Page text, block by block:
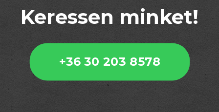
Keressen minket!
+36 30 203 8578